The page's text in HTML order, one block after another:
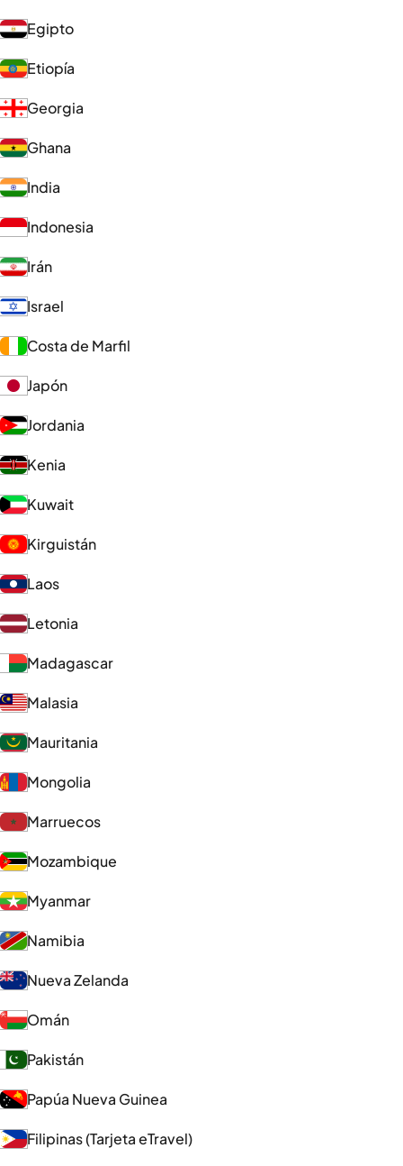
Egipto
Etiopía
Georgia
Ghana
India
Indonesia
Irán
Israel
Costa de Marfil
Japón
Jordania
Kenia
Kuwait
Kirguistán
Laos
Letonia
Madagascar
Malasia
Mauritania
Mongolia
Marruecos
Mozambique
Myanmar
Namibia
Nueva Zelanda
Omán
Pakistán
Papúa Nueva Guinea
Filipinas (Tarjeta eTravel)